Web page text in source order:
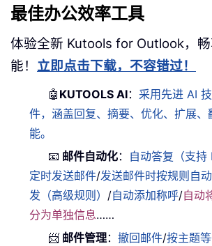
最佳办公效率工具
体验全新 Kutools for Outlook，
能！ 立即点击下载，不容错过！
🤖 KUTOOLS AI： 采用先进 AI
件，涵盖回复、摘要、优化、扩展、
能。
📧 邮件自动化： 自动答复（支持
定时发送邮件/发送邮件时按规则自
发（高级规则） /自动添加称呼/自动
分为单独信息……
📨 邮件管理：撤回邮件/按主题